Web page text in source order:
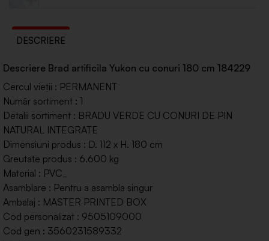
DESCRIERE
Descriere Brad artificila Yukon cu conuri 180 cm 184229
Cercul vieții : PERMANENT
Număr sortiment : 1
Detalii sortiment : BRADU VERDE CU CONURI DE PIN
NATURAL INTEGRATE
Dimensiuni produs : D. 112 x H. 180 cm
Greutate produs : 6.600 kg
Material : PVC_
Asamblare : Pentru a asambla singur
Ambalaj : MASTER PRINTED BOX
Cod personalizat : 9505109000
Cod gen : 3560231589332